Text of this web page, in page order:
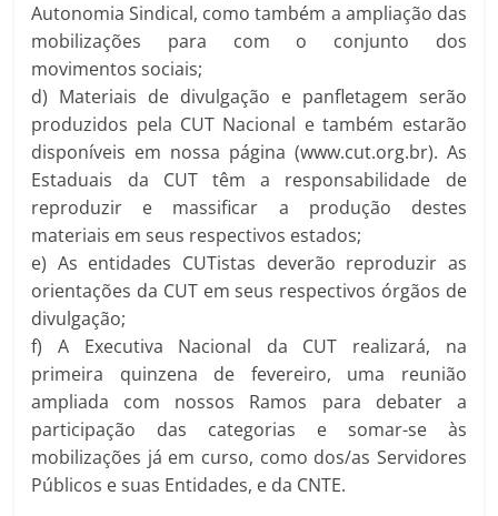
Autonomia Sindical, como também a ampliação das
mobilizações para com o conjunto dos
movimentos sociais;
d) Materiais de divulgação e panfletagem serão
produzidos pela CUT Nacional e também estarão
disponíveis em nossa página (www.cut.org.br). As
Estaduais da CUT têm a responsabilidade de
reproduzir e massificar a produção destes
materiais em seus respectivos estados;
e) As entidades CUTistas deverão reproduzir as
orientações da CUT em seus respectivos órgãos de
divulgação;
f) A Executiva Nacional da CUT realizará, na
primeira quinzena de fevereiro, uma reunião
ampliada com nossos Ramos para debater a
participação das categorias e somar-se às
mobilizações já em curso, como dos/as Servidores
Públicos e suas Entidades, e da CNTE.